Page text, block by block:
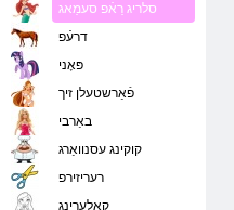
סלריג רַאֿפ סעמַאג
דרעֿפ
פּאָני
פֿאַרשטעלן זיך
באַרבי
קוקינג עסנוואַרג
רעריזירפ
קאַלערינג